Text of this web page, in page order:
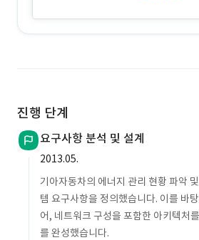
진행 단계
요구사항 분석 및 설계
2013.05.
기아자동차의 에너지 관리 현황 파악
템 요구사항을 정의했습니다. 이를 바
어, 네트워크 구성을 포함한 아키텍처
를 완성했습니다.